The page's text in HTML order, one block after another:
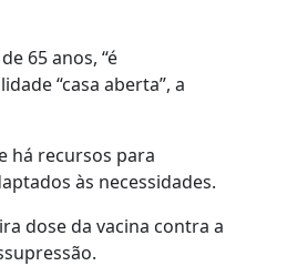
65 anos, “é
“casa aberta”, a
há recursos para
às necessidades.
dose da vacina contra a